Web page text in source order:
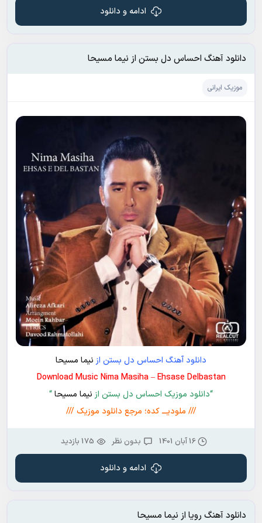
ادامه و دانلود
دانلود آهنگ احساس دل بستن از نیما مسیحا
موزیک ایرانی
دانلود آهنگ احساس دل بستن از نیما مسیحا
Download Music Nima Masiha – Ehsase Delbastan
“دانلود موزیک احساس دل بستن از نیما مسیحا“
/// ملودیـــ کده؛ مرجع دانلود موزیک ///
16 آبان 1401 بدون نظر 175 بازدید
ادامه و دانلود
دانلود آهنگ رویا از نیما مسیحا